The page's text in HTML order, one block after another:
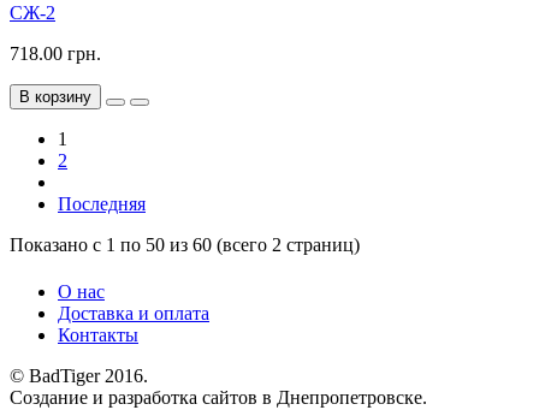
СЖ-2
718.00 грн.
В корзину
1
2
Последняя
Показано с 1 по 50 из 60 (всего 2 страниц)
О нас
Доставка и оплата
Контакты
© BadTiger 2016.
Создание и разработка сайтов в Днепропетровске.